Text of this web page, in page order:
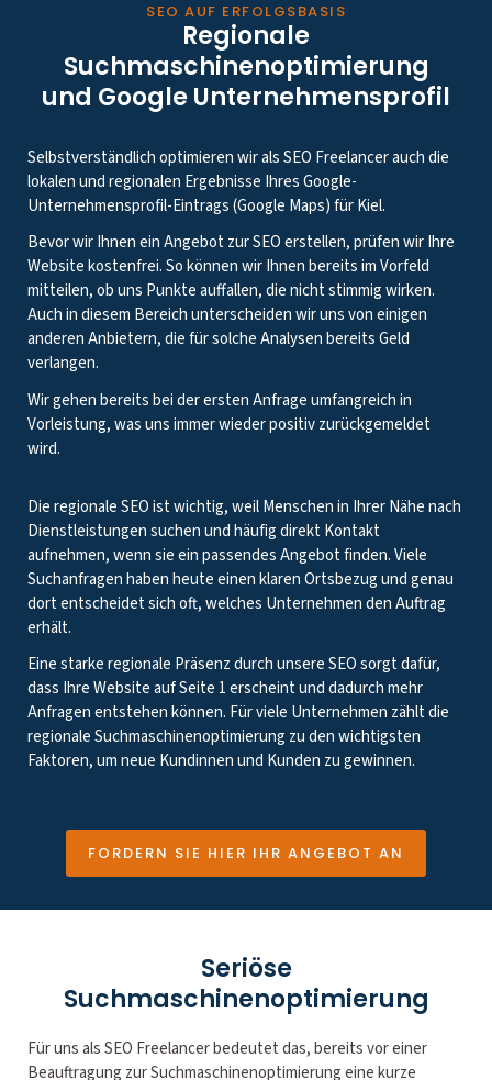
SEO AUF ERFOLGSBASIS
Regionale
Suchmaschinenoptimierung
und Google Unternehmensprofil
Selbstverständlich optimieren wir als SEO Freelancer auch die
lokalen und regionalen Ergebnisse Ihres Google-
Unternehmensprofil-Eintrags (Google Maps) für Kiel.
Bevor wir Ihnen ein Angebot zur SEO erstellen, prüfen wir Ihre
Website kostenfrei. So können wir Ihnen bereits im Vorfeld
mitteilen, ob uns Punkte auffallen, die nicht stimmig wirken.
Auch in diesem Bereich unterscheiden wir uns von einigen
anderen Anbietern, die für solche Analysen bereits Geld
verlangen.
Wir gehen bereits bei der ersten Anfrage umfangreich in
Vorleistung, was uns immer wieder positiv zurückgemeldet
wird.
Die regionale SEO ist wichtig, weil Menschen in Ihrer Nähe nach
Dienstleistungen suchen und häufig direkt Kontakt
aufnehmen, wenn sie ein passendes Angebot finden. Viele
Suchanfragen haben heute einen klaren Ortsbezug und genau
dort entscheidet sich oft, welches Unternehmen den Auftrag
erhält.
Eine starke regionale Präsenz durch unsere SEO sorgt dafür,
dass Ihre Website auf Seite 1 erscheint und dadurch mehr
Anfragen entstehen können. Für viele Unternehmen zählt die
regionale Suchmaschinenoptimierung zu den wichtigsten
Faktoren, um neue Kundinnen und Kunden zu gewinnen.
FORDERN SIE HIER IHR ANGEBOT AN
Seriöse
Suchmaschinenoptimierung
Für uns als SEO Freelancer bedeutet das, bereits vor einer
Beauftragung zur Suchmaschinenoptimierung eine kurze